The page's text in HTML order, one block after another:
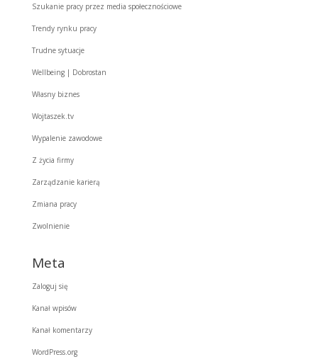
Szukanie pracy przez media społecznościowe
Trendy rynku pracy
Trudne sytuacje
Wellbeing | Dobrostan
Własny biznes
Wojtaszek.tv
Wypalenie zawodowe
Z życia firmy
Zarządzanie karierą
Zmiana pracy
Zwolnienie
Meta
Zaloguj się
Kanał wpisów
Kanał komentarzy
WordPress.org